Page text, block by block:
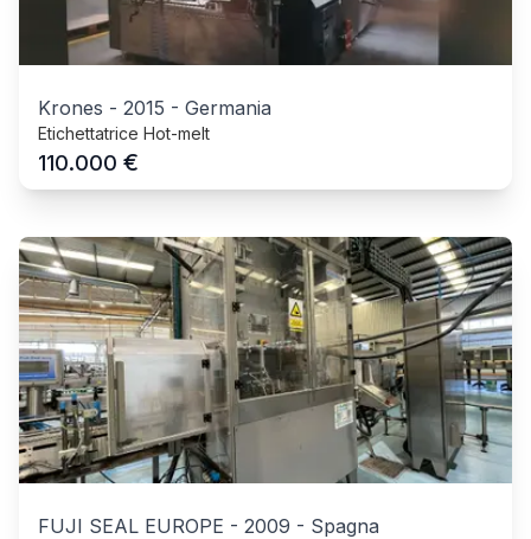
Krones - 2015 - Germania
Etichettatrice Hot-melt
110.000 €
FUJI SEAL EUROPE - 2009 - Spagna